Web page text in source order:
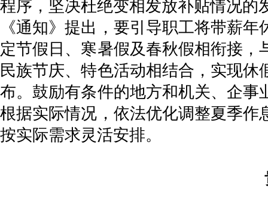
程序，坚决杜绝变相发放补贴情况的
《通知》提出，要引导职工将带薪
定节假日、寒暑假及春秋假相衔接，
民族节庆、特色活动相结合，实现休
布。鼓励有条件的地方和机关、企事
根据实际情况，依法优化调整夏季作
按实际需求灵活安排。